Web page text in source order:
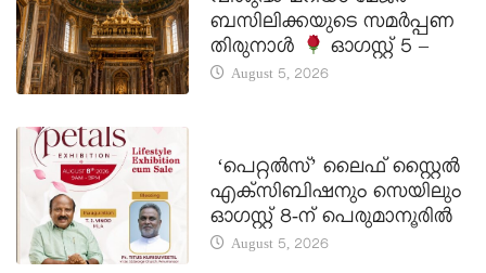
ബസിലിക്കയുടെ സമർപ്പണ
തിരുനാൾ
ഓഗസ്റ്റ് 5 –
August 5, 2026
‘പെറ്റൽസ്’ ലൈഫ് സ്റ്റൈൽ
എക്സിബിഷനും സെയിലും
ഓഗസ്റ്റ് 8-ന് പെരുമാനൂരിൽ
August 5, 2026